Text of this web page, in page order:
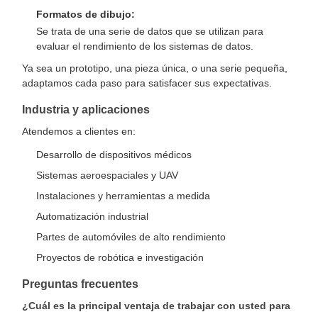
Formatos de dibujo:
Se trata de una serie de datos que se utilizan para
evaluar el rendimiento de los sistemas de datos.
Ya sea un prototipo, una pieza única, o una serie pequeña,
adaptamos cada paso para satisfacer sus expectativas.
Industria y aplicaciones
Atendemos a clientes en:
Desarrollo de dispositivos médicos
Sistemas aeroespaciales y UAV
Instalaciones y herramientas a medida
Automatización industrial
Partes de automóviles de alto rendimiento
Proyectos de robótica e investigación
Preguntas frecuentes
¿Cuál es la principal ventaja de trabajar con usted para